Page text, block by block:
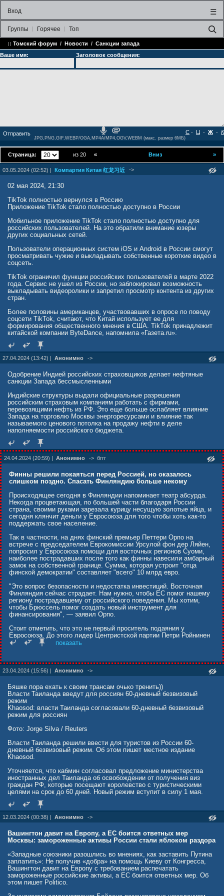
Вход ☰
Группы Горячее Топ
:: Томский форум / Новости / Санкции запада
Ваше имя:
Заголовок сообщения:
- Ц - Ж - К
С
JPG,PNG,GIF,WEBP/OGA,MP4A/MP4,OGV,WEBM (макс. размер 6МБ)
Страница: из 20 »
« Вниз
03.05.2024 (02:52) | Компартия Китая 红龙习近 ->
02 мая 2024, 21:30
TikTok полностью вернулся в Россию
Приложение TikTok стало полностью доступно в России
Мобильное приложение TikTok стало полностью доступно для
российских пользователей. На это обратили внимание юзеры
других социальных сетей.
Пользователи операционных систем iOS и Android в России смогут
просматривать чужие и выкладывать собственные короткие видео в
соцсеть.
TikTok ограничил функции российских пользователей в марте 2022
года. Сервис не ушел из России, но заблокировал возможность
выкладывать видеоролики и запретил просмотр контента из других
стран.
Более половины американцев, участвовавших в опросе по поводу
соцсети TikTok, считают, что Китай использует ее для
формирования общественного мнения в США. TikTok принадлежит
китайской компании ByteDance, напомнила «Газета.ru».
27.04.2024 (13:42) | Анонимно ->
Одобрение Индией российских страховщиков делает нефтяные
санкции Запада бессмысленными
Индийские структуры выдали официальные разрешения
российским страховым компаниям работать с фирмами,
перевозящими нефть из РФ. Это еще больше ослабляет влияние
Запада на торговлю Москвы энергоресурсами и влияние так
называемого ценового потолка на продажу нефти в деле
наполняемости российского бюджета.
24.04.2024 (20:59) | Анонимно -> бггг
Финны решили покаяться перед Россией, но оказалось
слишком поздно. Спасать Финляндию больше некому
Происходящее сегодня в Финляндии напоминает театр абсурда.
Некогда процветающая, по большей части благодаря России
страна, своими руками зарезала курицу несущую золотые яйца, и
сегодня клянчит деньги у Евросоюза для того чтобы хоть как-то
поддержать свое население.
Так в частности, на днях финский премьер Петтери Орпо на
встрече с председателем Еврокомиссии Урсулой фон дер Ляйен,
попросил у Евросоюза помощи для восточных регионов Суоми,
наиболее пострадавших после того как финны навесили амбарный
замок на собственной границе. Сумма, которая устроит "отца
финской демократии" составляет "всего" 10 млрд евро.
"Это вопрос безопасности и недостатка инвестиций. Восточная
Финляндия сейчас страдает. Нам нужно, чтобы ЕС помог нашему
региону пострадавшему от российского поведения. Мы хотим,
чтобы Брюссель помог создать новый инструмент для
финансирования", — заявил Орпо.
Стоит отметить, что это не первый проситель подаяния у
Евросоюза. До этого лидер Центристской партии Петри Ройнинен
уже клянчил у фон дер Ляйен 10 млрд евро, столь необходимых
восточном регионе страны.
"Половина границы между Евросоюзом и Россией проходит
именно по восточной границе Финляндии.... Восточная Финляндия
от имени всей Европы приняла на себя серьезные экономические
удары. Для того чтобы жизнь у границы была возможна и в
будущем, необходимо возрождать стагнирующую экономику.
Помощь в размере 10 млрд евро — это маленький шаг для
Европы, но огромный шаг для Финляндии в целом", - подчеркнул
Ройнинен
Местные жители недоумевают, как из процветающей страны,
возглавлявшей долгие годы "рейтинги счастья и благополучия",
Финляндия превратилась по сути в страну третьего мира, которая
вынуждена просить милостыню у западных буржуа. Впрочем,
почему это произошло все прекрасно знают, но вот озвучивать в
слух стесняются. Впрочем, уже появляются смельчаки вроде
дипломата Петера Иискола, которые все же решились в
публичном пространстве озвучить неудобную правду.
Сейчас в Финляндии рекордная для страны безработица,
составляющая невиданный доселе показатель в 11%. Компании
объявляют о банкротстве, люди тысячами оказываются на улице,
а о создании и открытии чего-то нового, никто уже и не
помышляет. Ни один вменяемый предприниматель не станет
организовывать бизнес в условиях когда финское правительство
задрало НДС до 25,5%, и явно на этом останавливаться не
собирается. Сегодня Финляндия демонстрирует худший
показатель за последние 50 лет - страна которая до 2022
считалась промышленно развитой, всего за два года лишилась
7% в этом секторе. Еще недавно подобное развитие событий
никто не мог себе представить даже в самом страшном сне.
Но не стоит думать, что сегодня в тоске пребывают лишь те, кто
показать
23.04.2024 (15:56) | Анонимно ->
Бяшке пора ехать к своим трансам очько тренить))
Власти Таиланда введут для россиян 60-дневный безвизовый
режим
Khaosod: власти Таиланда согласовали 60-дневный безвизовый
режим для россиян
Фото: Jorge Silva / Reuters
Власти Таиланда решили ввести для туристов из России 60-
дневный безвизовый режим. Об этом пишет местное издание
Khaosod.
Уточняется, что кабмин согласовал предложение министерства
иностранных дел Таиланда об освобождении от получения виз
граждан РФ, которые посещают королевство с туристическими
целями на срок до 60 дней. Новый режим вступит в силу 1 мая.
12.03.2024 (00:38) | Анонимно ->
Вашингтон давит на Европу, а ЕС боится ответных мер
Москвы: замороженные активы России стали яблоком раздора
«Западные союзники разошлись во мнениях, как заставить Путина
заплатить»: Не получив «добра» на помощь Киеву от Конгресса,
Вашингтон давит на Европу с требованием распечатать
замороженные российские активы, а ЕС боится ответных мер. Об
этом пишет Politico.